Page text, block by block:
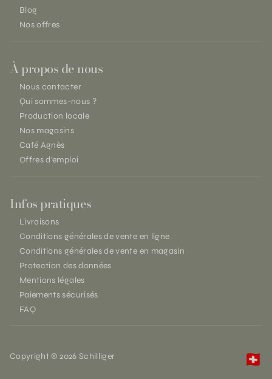
Blog
Nos offres
À propos de nous
Nous contacter
Qui sommes-nous ?
Production locale
Nos magasins
Café Agnès
Offres d'emploi
Infos pratiques
Livraisons
Conditions générales de vente en ligne
Conditions générales de vente en magasin
Protection des données
Mentions légales
Paiements sécurisés
FAQ
Copyright © 2026 Schilliger 🇨🇭